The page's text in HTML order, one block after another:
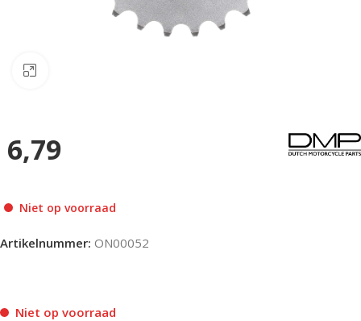
6,79
Niet op voorraad
Artikelnummer: ON00052
Niet op voorraad